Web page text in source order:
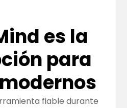
es la
para
fiable durante